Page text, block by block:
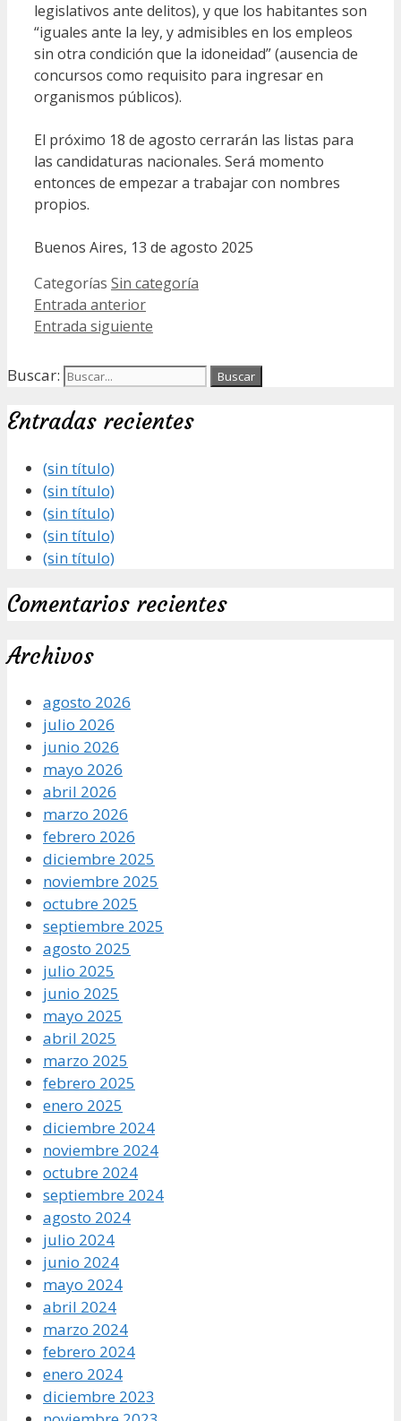
legislativos ante delitos), y que los habitantes son
“iguales ante la ley, y admisibles en los empleos
sin otra condición que la idoneidad” (ausencia de
concursos como requisito para ingresar en
organismos públicos).
El próximo 18 de agosto cerrarán las listas para
las candidaturas nacionales. Será momento
entonces de empezar a trabajar con nombres
propios.
Buenos Aires, 13 de agosto 2025
Categorías Sin categoría
Entrada anterior
Entrada siguiente
Buscar:
Entradas recientes
(sin título)
(sin título)
(sin título)
(sin título)
(sin título)
Comentarios recientes
Archivos
agosto 2026
julio 2026
junio 2026
mayo 2026
abril 2026
marzo 2026
febrero 2026
diciembre 2025
noviembre 2025
octubre 2025
septiembre 2025
agosto 2025
julio 2025
junio 2025
mayo 2025
abril 2025
marzo 2025
febrero 2025
enero 2025
diciembre 2024
noviembre 2024
octubre 2024
septiembre 2024
agosto 2024
julio 2024
junio 2024
mayo 2024
abril 2024
marzo 2024
febrero 2024
enero 2024
diciembre 2023